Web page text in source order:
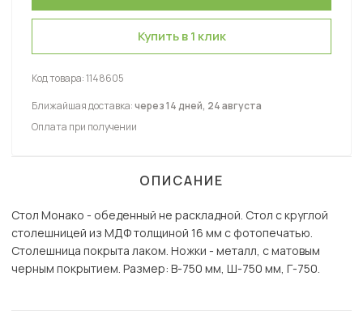
Купить в 1 клик
Код товара:1148605
Ближайшая доставка:через 14 дней, 24 августа
Оплата при получении
ОПИСАНИЕ
Стол Монако - обеденный не раскладной. Стол с круглой
столешницей из МДФ толщиной 16 мм с фотопечатью.
Столешница покрыта лаком. Ножки - металл, с матовым
черным покрытием. Размер: В-750 мм, Ш-750 мм, Г-750.